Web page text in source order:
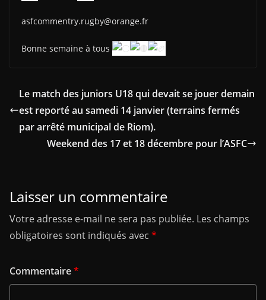
asfcommentry.rugby@orange.fr
Bonne semaine à tous
Le match des juniors U18 qui devait se jouer demain
est reporté au samedi 14 janvier (terrains fermés
par arrêté municipal de Riom).
Weekend des 17 et 18 décembre pour l’ASFC
Laisser un commentaire
Votre adresse e-mail ne sera pas publiée. Les champs
obligatoires sont indiqués avec *
Commentaire*